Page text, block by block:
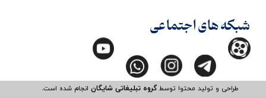
طراحی و تولید محتوا توسطگروه تبلیغاتی شایگانانجام شده است.​​​​​​​
شبکه های اجتماعی